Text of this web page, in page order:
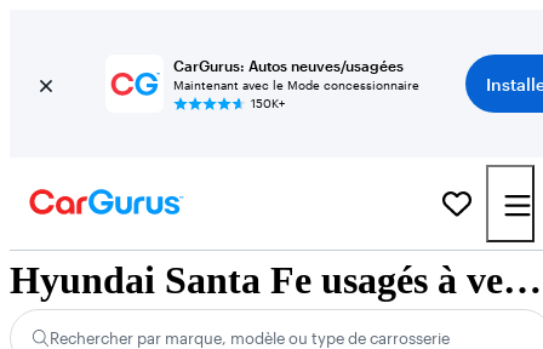
CarGurus: Autos neuves/usagées
Maintenant avec le Mode concessionnaire
150K+
Hyundai Santa Fe usagés à vendre près de Jonquière, QC
Rechercher par marque, modèle ou type de carrosserie